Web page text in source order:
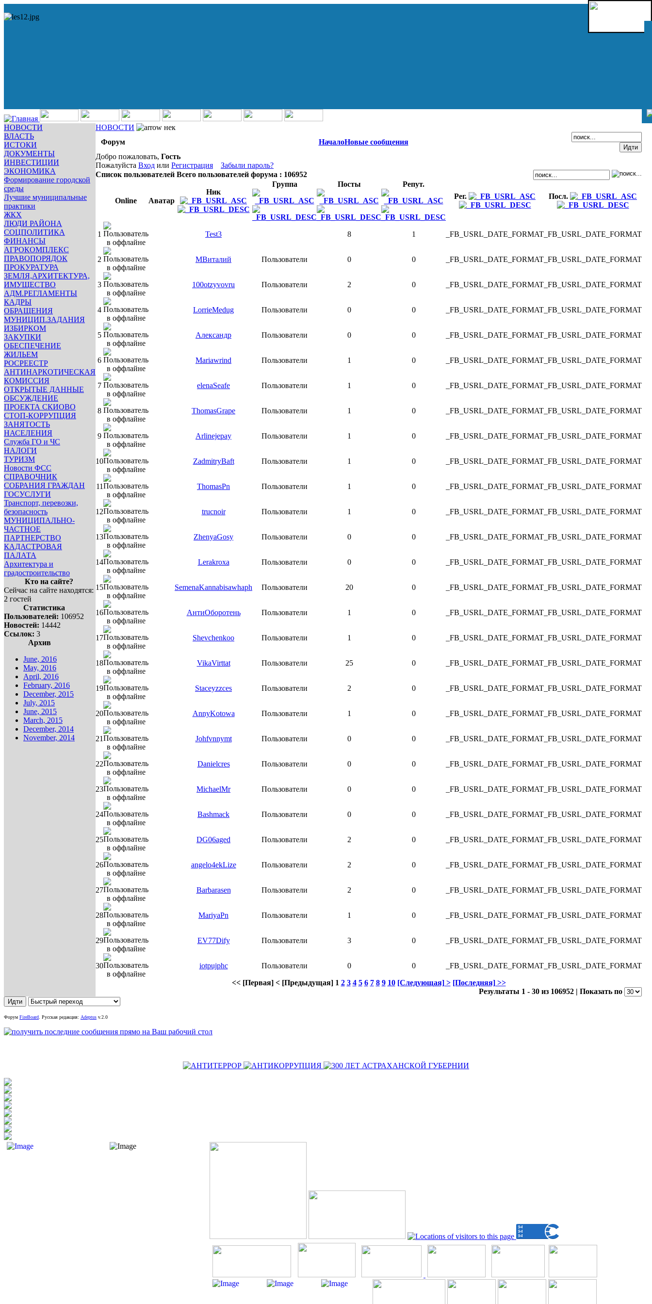
НОВОСТИ
ВЛАСТЬ
ИСТОКИ
ДОКУМЕНТЫ
ИНВЕСТИЦИИ
ЭКОНОМИКА
Формирование городской
среды
Лучшие муниципальные
практики
ЖКХ
ЛЮДИ РАЙОНА
СОЦПОЛИТИКА
ФИНАНСЫ
АГРОКОМПЛЕКС
ПРАВОПОРЯДОК
ПРОКУРАТУРА
ЗЕМЛЯ,АРХИТЕКТУРА,
ИМУЩЕСТВО
АДМ.РЕГЛАМЕНТЫ
КАДРЫ
ОБРАЩЕНИЯ
МУНИЦИП.ЗАДАНИЯ
ИЗБИРКОМ
ЗАКУПКИ
ОБЕСПЕЧЕНИЕ
ЖИЛЬЕМ
РОСРЕЕСТР
АНТИНАРКОТИЧЕСКАЯ
КОМИССИЯ
ОТКРЫТЫЕ ДАННЫЕ
ОБСУЖДЕНИЕ
ПРОЕКТА СКИОВО
СТОП-КОРРУПЦИЯ
ЗАНЯТОСТЬ
НАСЕЛЕНИЯ
Служба ГО и ЧС
НАЛОГИ
ТУРИЗМ
Новости ФСС
СПРАВОЧНИК
СОБРАНИЯ ГРАЖДАН
ГОСУСЛУГИ
Транспорт, перевозки,
безопасность
МУНИЦИПАЛЬНО-
ЧАСТНОЕ
ПАРТНЕРСТВО
КАДАСТРОВАЯ
ПАЛАТА
Архитектура и
градостроительство
Кто на сайте?
Сейчас на сайте находятся:
2 гостей
Статистика
Пользователей: 106952
Новостей: 14442
Ссылок: 3
Архив
June, 2016
May, 2016
April, 2016
February, 2016
December, 2015
July, 2015
June, 2015
March, 2015
December, 2014
November, 2014
НОВОСТИ
нек
Форум
НачалоНовые сообщения
Добро пожаловать, Гость
Пожалуйста Вход или Регистрация
Забыли пароль?
Список пользователей Всего пользователей форума : 106952
Online Аватар
Ник
Группа Посты
Репут.
Рег.
Посл.
1 Test3 8 1 _FB_USRL_DATE_FORMAT _FB_USRL_DATE_FORMAT
2 МВиталий Пользователи 0 0 _FB_USRL_DATE_FORMAT _FB_USRL_DATE_FORMAT
3 100otzyvovru Пользователи 2 0 _FB_USRL_DATE_FORMAT _FB_USRL_DATE_FORMAT
4 LorrieMedug Пользователи 0 0 _FB_USRL_DATE_FORMAT _FB_USRL_DATE_FORMAT
5 Александр Пользователи 0 0 _FB_USRL_DATE_FORMAT _FB_USRL_DATE_FORMAT
6 Mariawrind Пользователи 1 0 _FB_USRL_DATE_FORMAT _FB_USRL_DATE_FORMAT
7 elenaSeafe Пользователи 1 0 _FB_USRL_DATE_FORMAT _FB_USRL_DATE_FORMAT
8 ThomasGrape Пользователи 1 0 _FB_USRL_DATE_FORMAT _FB_USRL_DATE_FORMAT
9 Arlinejepay Пользователи 1 0 _FB_USRL_DATE_FORMAT _FB_USRL_DATE_FORMAT
10 ZadmitryBaft Пользователи 1 0 _FB_USRL_DATE_FORMAT _FB_USRL_DATE_FORMAT
11 ThomasPn Пользователи 1 0 _FB_USRL_DATE_FORMAT _FB_USRL_DATE_FORMAT
12 trucnoir Пользователи 1 0 _FB_USRL_DATE_FORMAT _FB_USRL_DATE_FORMAT
13 ZhenyaGosy Пользователи 0 0 _FB_USRL_DATE_FORMAT _FB_USRL_DATE_FORMAT
14 Lerakroxa Пользователи 0 0 _FB_USRL_DATE_FORMAT _FB_USRL_DATE_FORMAT
15 SemenaKannabisawhaph Пользователи 20 0 _FB_USRL_DATE_FORMAT _FB_USRL_DATE_FORMAT
16 АнтиОборотень Пользователи 1 0 _FB_USRL_DATE_FORMAT _FB_USRL_DATE_FORMAT
17 Shevchenkoo Пользователи 1 0 _FB_USRL_DATE_FORMAT _FB_USRL_DATE_FORMAT
18 VikaVirttat Пользователи 25 0 _FB_USRL_DATE_FORMAT _FB_USRL_DATE_FORMAT
19 Staceyzzces Пользователи 2 0 _FB_USRL_DATE_FORMAT _FB_USRL_DATE_FORMAT
20 AnnyKotowa Пользователи 1 0 _FB_USRL_DATE_FORMAT _FB_USRL_DATE_FORMAT
21 Johfvnnymt Пользователи 0 0 _FB_USRL_DATE_FORMAT _FB_USRL_DATE_FORMAT
22 Danielcres Пользователи 0 0 _FB_USRL_DATE_FORMAT _FB_USRL_DATE_FORMAT
23 MichaelMr Пользователи 0 0 _FB_USRL_DATE_FORMAT _FB_USRL_DATE_FORMAT
24 Bashmack Пользователи 0 0 _FB_USRL_DATE_FORMAT _FB_USRL_DATE_FORMAT
25 DG06aged Пользователи 2 0 _FB_USRL_DATE_FORMAT _FB_USRL_DATE_FORMAT
26 angelo4ekLize Пользователи 2 0 _FB_USRL_DATE_FORMAT _FB_USRL_DATE_FORMAT
27 Barbarasen Пользователи 2 0 _FB_USRL_DATE_FORMAT _FB_USRL_DATE_FORMAT
28 MariyaPn Пользователи 1 0 _FB_USRL_DATE_FORMAT _FB_USRL_DATE_FORMAT
29 EV77Dify Пользователи 3 0 _FB_USRL_DATE_FORMAT _FB_USRL_DATE_FORMAT
30 iotpujphc Пользователи 0 0 _FB_USRL_DATE_FORMAT _FB_USRL_DATE_FORMAT
<< [Первая] < [Предыдущая] 1 2 3 4 5 6 7 8 9 10 [Следующая] > [Последняя] >>
Результаты 1 - 30 из 106952 | Показать по
Форум FireBoard Русская редакция: Adeptus v.2.0